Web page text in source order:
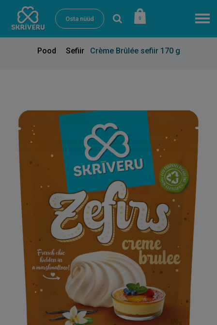
Osta nüüd 0
Pood Sefiir Crème Brûlée sefiir 170 g